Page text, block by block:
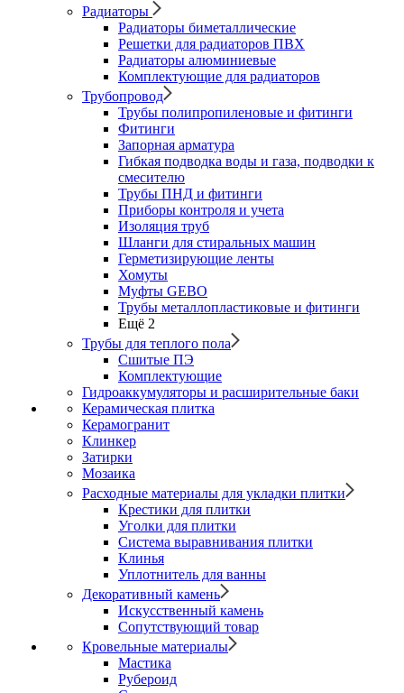
Радиаторы
Радиаторы биметаллические
Решетки для радиаторов ПВХ
Радиаторы алюминиевые
Комплектующие для радиаторов
Трубопровод
Трубы полипропиленовые и фитинги
Фитинги
Запорная арматура
Гибкая подводка воды и газа, подводки к
смесителю
Трубы ПНД и фитинги
Приборы контроля и учета
Изоляция труб
Шланги для стиральных машин
Герметизирующие ленты
Хомуты
Муфты GEBO
Трубы металлопластиковые и фитинги
Ещё 2
Трубы для теплого пола
Сшитые ПЭ
Комплектующие
Гидроаккумуляторы и расширительные баки
Керамическая плитка
Керамогранит
Клинкер
Затирки
Мозаика
Расходные материалы для укладки плитки
Крестики для плитки
Уголки для плитки
Система выравнивания плитки
Клинья
Уплотнитель для ванны
Декоративный камень
Искусственный камень
Сопутствующий товар
Кровельные материалы
Мастика
Рубероид